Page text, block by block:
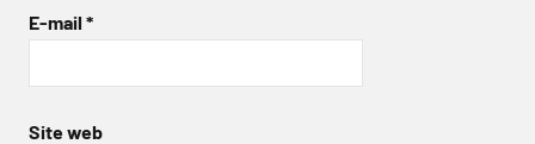
E-mail *
Site web